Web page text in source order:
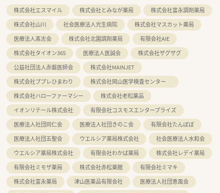
株式会社エスマイル 株式会社とみなが薬局
株式会社富永調剤薬局
株式会社山川
社会医療法人光生病院
株式会社マスカット薬局
医療法人髙志会
株式会社北園調剤薬局
有限会社AIE
株式会社タイオン365
医療法人医誠会
株式会社ザグザグ
公益社団法人赤磐医師会
株式会社MAINJET
株式会社ププレひまわり
株式会社岡山医学検査センター
株式会社ハローファーマシー
株式会社老松薬品
イオンリテール株式会社
有限会社コスモスエンタープライズ
医療法人社団同仁会
医療法人社団きのこ会
有限会社たんぽぽ
医療法人社団五聖会
ウエルシア薬局株式会社
社会医療法人水和会
ウエルシア薬局株式会社
有限会社わかば薬局
株式会社レデイ薬局
有限会社ミモザ薬局
株式会社赤松薬館
有限会社ミマキ
株式会社富永薬局
津山医薬品有限会社
医療法人社団恵風会